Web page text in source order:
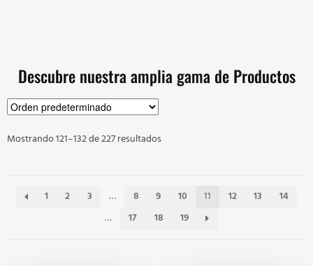
Descubre nuestra amplia gama de Productos
Mostrando 121–132 de 227 resultados
1 2 3 … 8 9 10 11 12 13
14
…
17 18 19